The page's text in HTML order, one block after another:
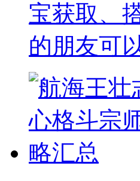
宝获取、
的朋友可